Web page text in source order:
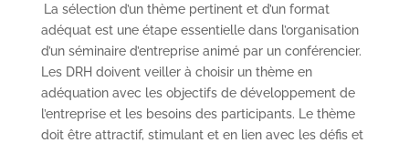
La sélection d’un thème pertinent et d’un format
adéquat est une étape essentielle dans l’organisation
d’un séminaire d’entreprise animé par un conférencier.
Les DRH doivent veiller à choisir un thème en
adéquation avec les objectifs de développement de
l’entreprise et les besoins des participants. Le thème
doit être attractif, stimulant et en lien avec les défis et